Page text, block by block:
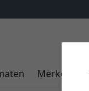
Merken